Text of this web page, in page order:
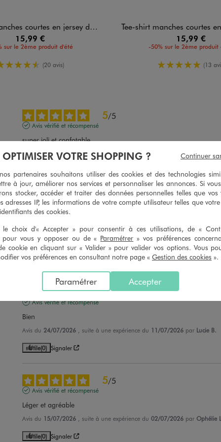
en jersey de coton imprimé femme
15,99 €
sur le 2ème produit d'été
4.5/5 de moyenne
(20 avis)
Tee-shirt manches courtes en jersey de coton
15,99 €
-50% sur le 2ème produit
5/5 de (13
5/5
Avis vérifié et récompensé
super joli et confotable
Avis du04/08/2026 , suite à une expérience du 21/07/2026 parChristine
Utile Signaler
5/5
Avis vérifié et récompensé
Comfortable et élégant
Avis du 26/07/2026 , suite à une expérience du13/07/2026 parFrederic
Utile(0) Signaler
5/5
Avis vérifié et récompensé
Bien
Avis du 24/07/2026 , suite à une expérience du 11/07/2026 par Lucie B.
Utile(0) Signaler
5/5
Avis vérifié et récompensé
Léger et agréable
Avis du 15/07/2026 , suite à une expérience du 02/07/2026 par Ophélie
Utile(0) Signaler
OPTIMISER VOTRE SHOPPING ?
partenaires souhaitons utiliser des cookies et des technologies
à jour, améliorer nos services et personnaliser les annonces. Si
stocker, accéder et traiter des données personnelles telles que vos
adresses IP, les informations de votre compte utilisateur telles que
des cookies.
le choix d'« Accepter » pour consentir à ces utilisations, de «
pour vous y opposer ou de « Paramétrer » vos préférences
cookie en cliquant sur « Valider » pour valider vos options. Vous
vos préférences en consultant notre page « Gestion des cookies ».
Accepter
Paramétrer
Continuer